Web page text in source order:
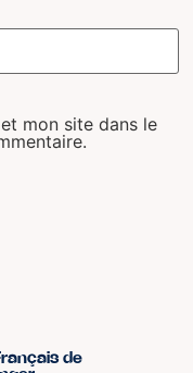
mon site dans le
de